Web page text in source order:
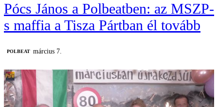
Pócs János a Polbeatben: az MSZP-
s maffia a Tisza Pártban él tovább
‎POLBEAT március 7.